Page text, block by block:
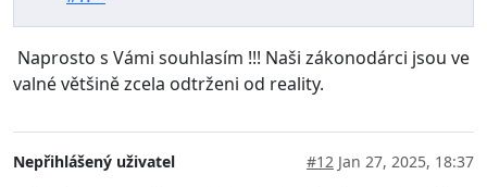
Naprosto s Vámi souhlasím !!! Naši zákonodárci jsou ve
valné většině zcela odtrženi od reality.
Nepřihlášený uživatel #12 Jan 27, 2025, 18:37